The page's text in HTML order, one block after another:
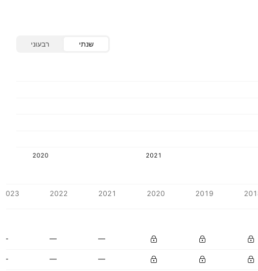
שנתי רבעוני
2020 2021
2019
2020
2021
2022
2023
—
—
—
—
—
—